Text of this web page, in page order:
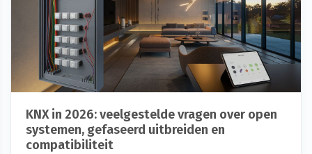
KNX in 2026: veelgestelde vragen over open
systemen, gefaseerd uitbreiden en
compatibiliteit